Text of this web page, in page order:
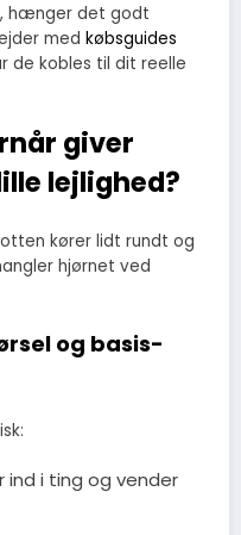
hænger det godt
med købsguides
de kobles til dit reelle
giver
lejlighed?
kører lidt rundt og
hjørnet ved
og basis-
ind i ting og vender